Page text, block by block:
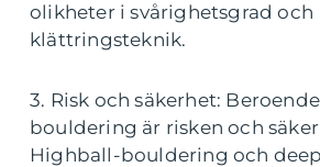
olikheter i svårighetsgrad och
klättringsteknik.
3. Risk och säkerhet:
bouldering är risken och
Highball-bouldering och